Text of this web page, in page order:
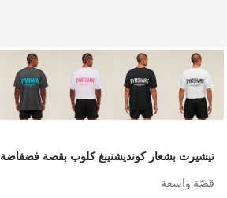
تيشيرت بشعار كونديشنينغ كلوب بقصة فضفاضة
قصّة واسعة